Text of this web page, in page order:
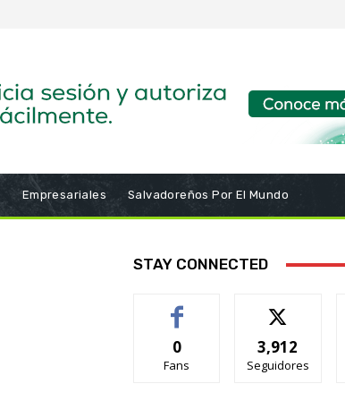
Empresariales Salvadoreños Por El Mundo
STAY CONNECTED
0
Fans
3,912
Seguidores